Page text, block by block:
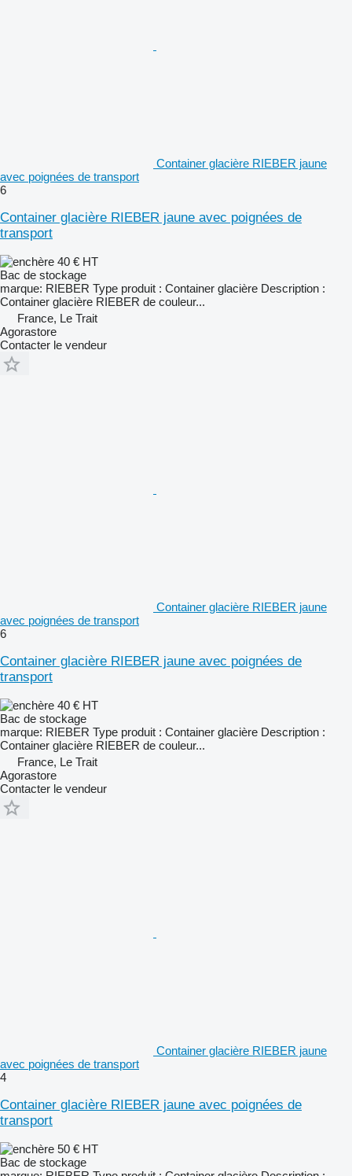
Container glacière RIEBER jaune
avec poignées de transport
6
Container glacière RIEBER jaune avec poignées de
transport
40 € HT
Bac de stockage
marque: RIEBER Type produit : Container glacière Description :
Container glacière RIEBER de couleur...
France, Le Trait
Agorastore
Contacter le vendeur
Container glacière RIEBER jaune
avec poignées de transport
6
Container glacière RIEBER jaune avec poignées de
transport
40 € HT
Bac de stockage
marque: RIEBER Type produit : Container glacière Description :
Container glacière RIEBER de couleur...
France, Le Trait
Agorastore
Contacter le vendeur
Container glacière RIEBER jaune
avec poignées de transport
4
Container glacière RIEBER jaune avec poignées de
transport
50 € HT
Bac de stockage